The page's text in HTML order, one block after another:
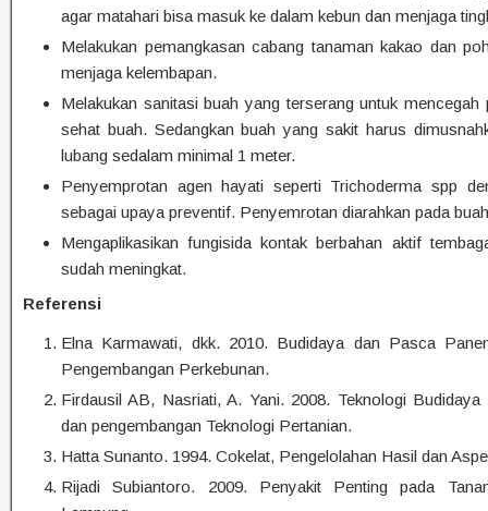
agar matahari bisa masuk ke dalam kebun dan menjaga
Melakukan pemangkasan cabang tanaman kakao dan
menjaga kelembapan.
Melakukan sanitasi buah yang terserang untuk
sehat buah. Sedangkan buah yang sakit harus
lubang sedalam minimal 1 meter.
Penyemprotan agen hayati seperti Trichoderma spp
sebagai upaya preventif. Penyemrotan diarahkan pada
Mengaplikasikan fungisida kontak berbahan aktif
sudah meningkat.
Referensi
Elna Karmawati, dkk. 2010. Budidaya dan Pasca
Pengembangan Perkebunan.
Firdausil AB, Nasriati, A. Yani. 2008. Teknologi
dan pengembangan Teknologi Pertanian.
Hatta Sunanto. 1994. Cokelat, Pengelolahan Hasil dan
Rijadi Subiantoro. 2009. Penyakit Penting pada